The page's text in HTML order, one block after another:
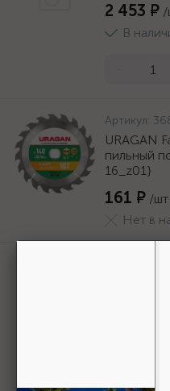
2 453 ₽ /
В
Артикул:
URAGAN
пильный
16_z01}
161 ₽ /шт
Нет в
БАЗ